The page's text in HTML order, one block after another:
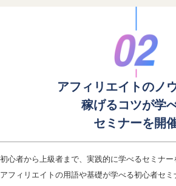
アフィリエイトのノ
稼げるコツが学
セミナーを開
初心者から上級者まで、実践的に学べるセミナー
アフィリエイトの用語や基礎が学べる初心者セ